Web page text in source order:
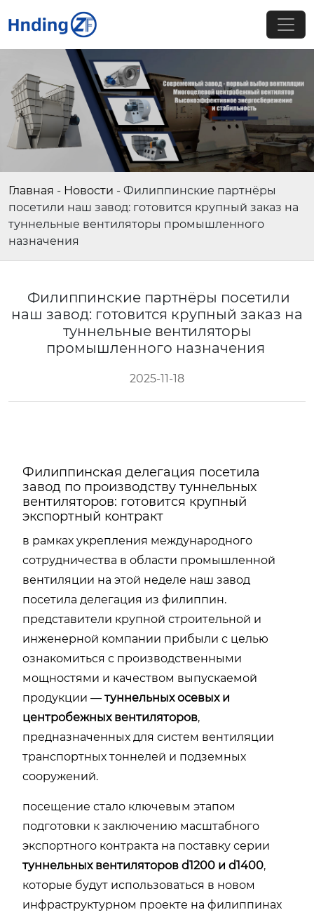
Главная - Новости - Филиппинские партнёры
посетили наш завод: готовится крупный заказ на
туннельные вентиляторы промышленного
назначения
Филиппинские партнёры посетили
наш завод: готовится крупный заказ на
туннельные вентиляторы
промышленного назначения
2025-11-18
Филиппинская делегация посетила
завод по производству туннельных
вентиляторов: готовится крупный
экспортный контракт
в рамках укрепления международного
сотрудничества в области промышленной
вентиляции на этой неделе наш завод
посетила делегация из филиппин.
представители крупной строительной и
инженерной компании прибыли с целью
ознакомиться с производственными
мощностями и качеством выпускаемой
продукции — туннельных осевых и
центробежных вентиляторов,
предназначенных для систем вентиляции
транспортных тоннелей и подземных
сооружений.
посещение стало ключевым этапом
подготовки к заключению масштабного
экспортного контракта на поставку серии
туннельных вентиляторов d1200 и d1400,
которые будут использоваться в новом
инфраструктурном проекте на филиппинах